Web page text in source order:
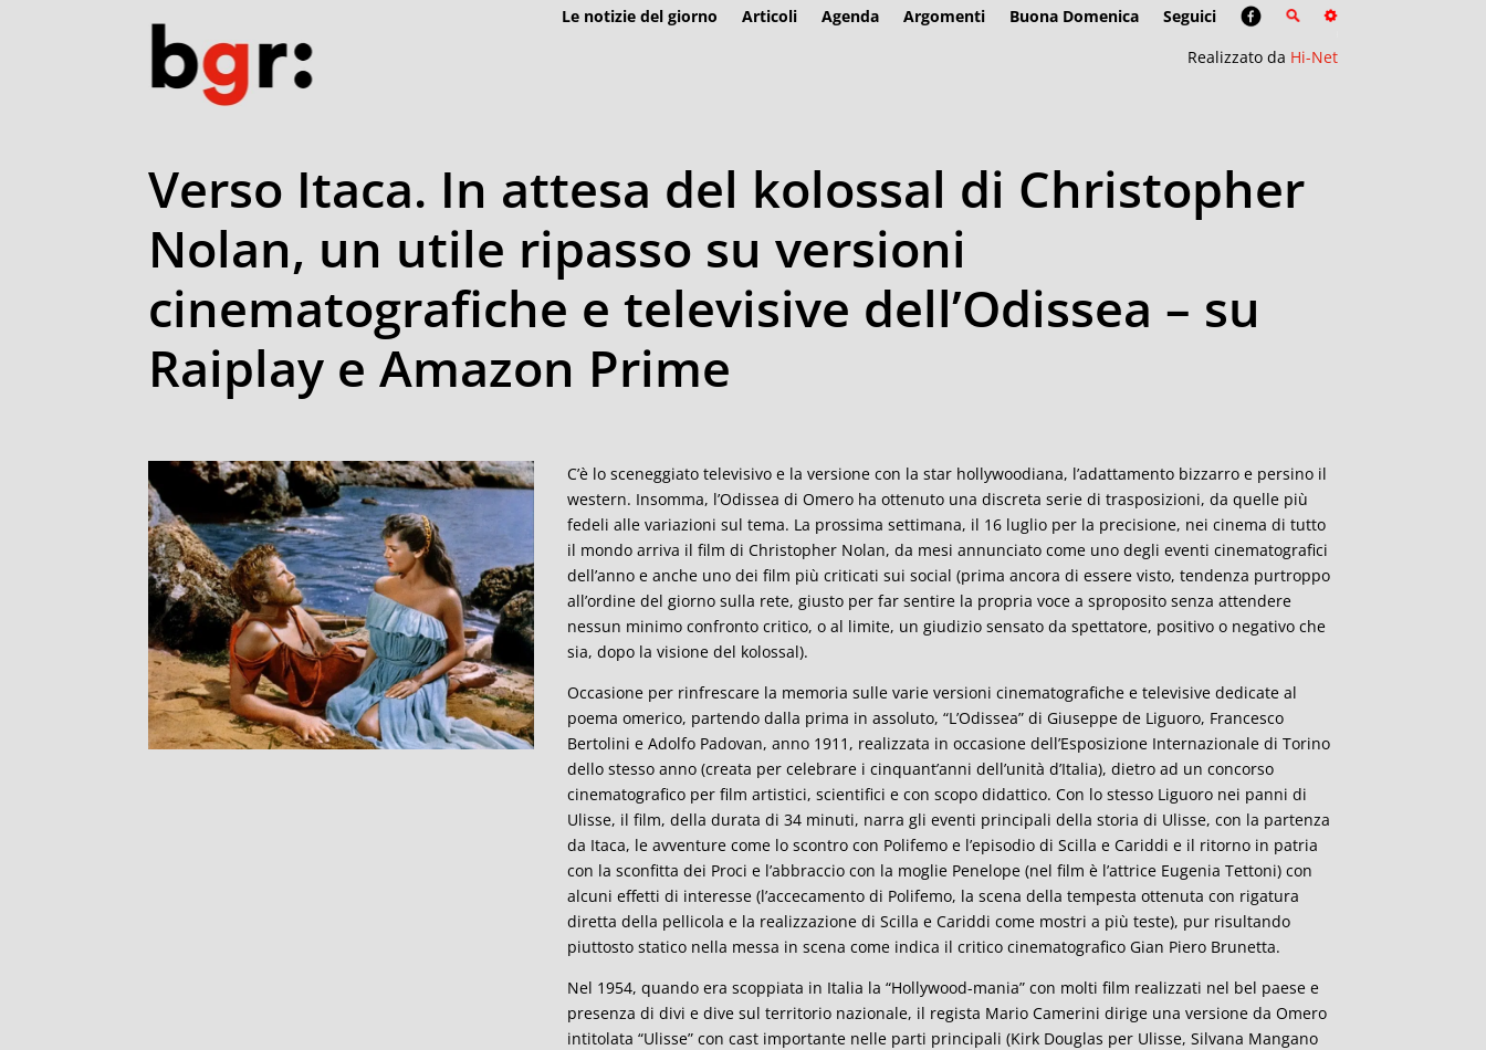
Le notizie del giorno Articoli Agenda Argomenti Buona Domenica
Seguici
Realizzato da Hi-Net
Verso Itaca. In attesa del kolossal di Christopher
Nolan, un utile ripasso su versioni
cinematografiche e televisive dell’Odissea – su
Raiplay e Amazon Prime
C’è lo sceneggiato televisivo e la versione con la star hollywoodiana, l’adattamento bizzarro e persino il
western. Insomma, l’Odissea di Omero ha ottenuto una discreta serie di trasposizioni, da quelle più
fedeli alle variazioni sul tema. La prossima settimana, il 16 luglio per la precisione, nei cinema di tutto
il mondo arriva il film di Christopher Nolan, da mesi annunciato come uno degli eventi cinematografici
dell’anno e anche uno dei film più criticati sui social (prima ancora di essere visto, tendenza purtroppo
all’ordine del giorno sulla rete, giusto per far sentire la propria voce a sproposito senza attendere
nessun minimo confronto critico, o al limite, un giudizio sensato da spettatore, positivo o negativo che
sia, dopo la visione del kolossal).
Occasione per rinfrescare la memoria sulle varie versioni cinematografiche e televisive dedicate al
poema omerico, partendo dalla prima in assoluto, “L’Odissea” di Giuseppe de Liguoro, Francesco
Bertolini e Adolfo Padovan, anno 1911, realizzata in occasione dell’Esposizione Internazionale di Torino
dello stesso anno (creata per celebrare i cinquant’anni dell’unità d’Italia), dietro ad un concorso
cinematografico per film artistici, scientifici e con scopo didattico. Con lo stesso Liguoro nei panni di
Ulisse, il film, della durata di 34 minuti, narra gli eventi principali della storia di Ulisse, con la partenza
da Itaca, le avventure come lo scontro con Polifemo e l’episodio di Scilla e Cariddi e il ritorno in patria
con la sconfitta dei Proci e l’abbraccio con la moglie Penelope (nel film è l’attrice Eugenia Tettoni) con
alcuni effetti di interesse (l’accecamento di Polifemo, la scena della tempesta ottenuta con rigatura
diretta della pellicola e la realizzazione di Scilla e Cariddi come mostri a più teste), pur risultando
piuttosto statico nella messa in scena come indica il critico cinematografico Gian Piero Brunetta.
Nel 1954, quando era scoppiata in Italia la “Hollywood-mania” con molti film realizzati nel bel paese e
presenza di divi e dive sul territorio nazionale, il regista Mario Camerini dirige una versione da Omero
intitolata “Ulisse” con cast importante nelle parti principali (Kirk Douglas per Ulisse, Silvana Mangano